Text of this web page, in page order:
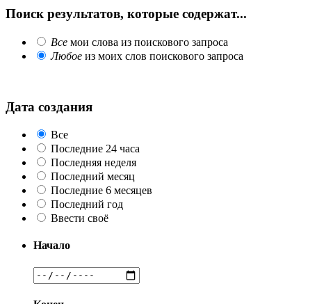
Поиск результатов, которые содержат...
Все мои слова из поискового запроса
Любое из моих слов поискового запроса
Дата создания
Все
Последние 24 часа
Последняя неделя
Последний месяц
Последние 6 месяцев
Последний год
Ввести своё
Начало